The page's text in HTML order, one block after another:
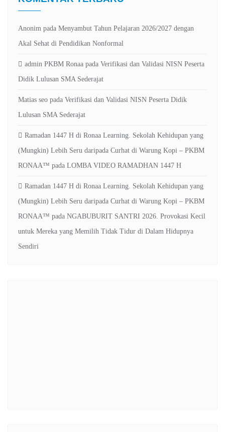
Anonim pada Menyambut Tahun Pelajaran 2026/2027 dengan
Akal Sehat di Pendidikan Nonformal
admin PKBM Ronaa pada Verifikasi dan Validasi NISN Peserta
Didik Lulusan SMA Sederajat
Matias seo pada Verifikasi dan Validasi NISN Peserta Didik
Lulusan SMA Sederajat
Ramadan 1447 H di Ronaa Learning. Sekolah Kehidupan yang
(Mungkin) Lebih Seru daripada Curhat di Warung Kopi – PKBM
RONAA™ pada LOMBA VIDEO RAMADHAN 1447 H
Ramadan 1447 H di Ronaa Learning. Sekolah Kehidupan yang
(Mungkin) Lebih Seru daripada Curhat di Warung Kopi – PKBM
RONAA™ pada NGABUBURIT SANTRI 2026. Provokasi Kecil
untuk Mereka yang Memilih Tidak Tidur di Dalam Hidupnya
Sendiri